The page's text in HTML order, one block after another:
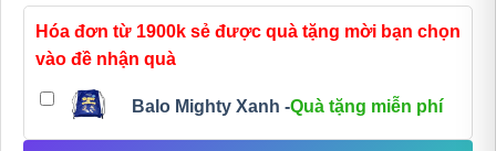
Hóa đơn từ 1900k sẻ được quà tặng mời bạn chọn
vào đề nhận quà
Balo Mighty Xanh -Quà tặng miễn phí